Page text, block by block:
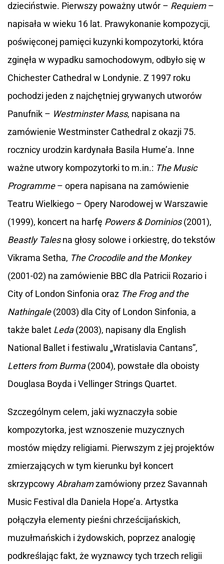
dzieciństwie. Pierwszy poważny utwór – Requiem–
napisała w wieku 16 lat. Prawykonanie kompozycji,
poświęconej pamięci kuzynki kompozytorki, która
zginęła w wypadku samochodowym, odbyło się w
Chichester Cathedral w Londynie. Z 1997 roku
pochodzi jeden z najchętniej grywanych utworów
Panufnik – Westminster Mass, napisana na
zamówienie Westminster Cathedral z okazji 75.
rocznicy urodzin kardynała Basila Hume’a. Inne
ważne utwory kompozytorki to m.in.: The Music
Programme– opera napisana na zamówienie
Teatru Wielkiego – Opery Narodowej w Warszawie
(1999), koncert na harfę Powers & Dominios(2001),
Beastly Talesna głosy solowe i orkiestrę, do tekstów
Vikrama Setha, The Crocodile and the Monkey
(2001-02) na zamówienie BBC dla Patricii Rozario i
City of London Sinfonia oraz The Frog and the
Nathingale(2003) dla City of London Sinfonia, a
także balet Leda(2003), napisany dla English
National Ballet i festiwalu „Wratislavia Cantans”,
Letters from Burma(2004), powstałe dla oboisty
Douglasa Boyda i Vellinger Strings Quartet.
Szczególnym celem, jaki wyznaczyła sobie
kompozytorka, jest wznoszenie muzycznych
mostów między religiami. Pierwszym z jej projektów
zmierzających w tym kierunku był koncert
skrzypcowyAbrahamzamówiony przez Savannah
Music Festival dla Daniela Hope’a. Artystka
połączyła elementy pieśni chrześcijańskich,
muzułmańskich i żydowskich, poprzez analogię
podkreślając fakt, że wyznawcy tych trzech religii